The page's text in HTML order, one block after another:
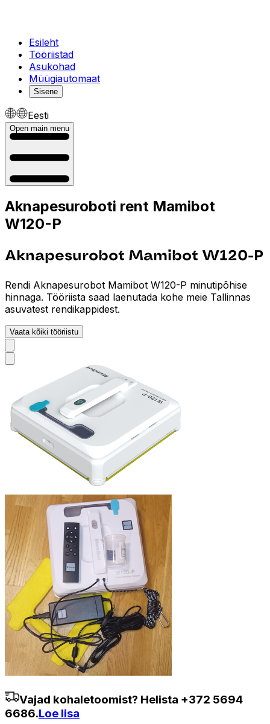
Esileht
Tööriistad
Asukohad
Müügiautomaat
Sisene
Eesti
Open main menu
Aknapesuroboti rent Mamibot
W120-P
Aknapesurobot Mamibot W120-P
Rendi Aknapesurobot Mamibot W120-P minutipõhise
hinnaga. Tööriista saad laenutada kohe meie Tallinnas
asuvatest rendikappidest.
Vaata kõiki tööriistu
Vajad kohaletoomist? Helista +372 5694
6686.Loe lisa